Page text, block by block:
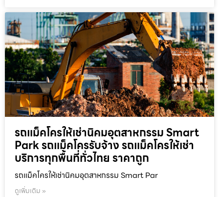
รถแม็คโครให้เช่านิคมอุตสาหกรรม Smart
Park รถแม็คโครรับจ้าง รถแม็คโครให้เช่า
บริการทุกพื้นที่ทั่วไทย ราคาถูก
รถแม็คโครให้เช่านิคมอุตสาหกรรม Smart Par
ดูเพิ่มเติม »